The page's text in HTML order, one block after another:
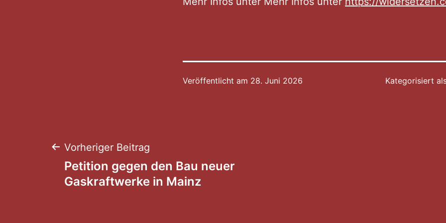
Veröffentlicht am 28. Juni 2026 Kategorisiert
Beitragsnavigation
Vorheriger Beitrag
Petition gegen den Bau neuer
Gaskraftwerke in Mainz